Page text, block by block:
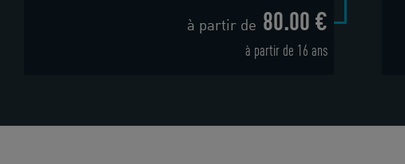
à partir de 80.00 €
à partir de 16 ans